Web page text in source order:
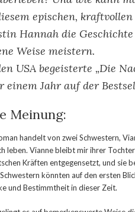
epischen,
Hannah die
Weise meistern.
USA begeisterte „Die
einem Jahr auf der
Meinung:
handelt von zwei Schwestern,
leben. Vianne bleibt mir ihrer
Kräften entgegensetzt, und sie
könnten auf den ersten
und Bestimmtheit in dieser Zeit.